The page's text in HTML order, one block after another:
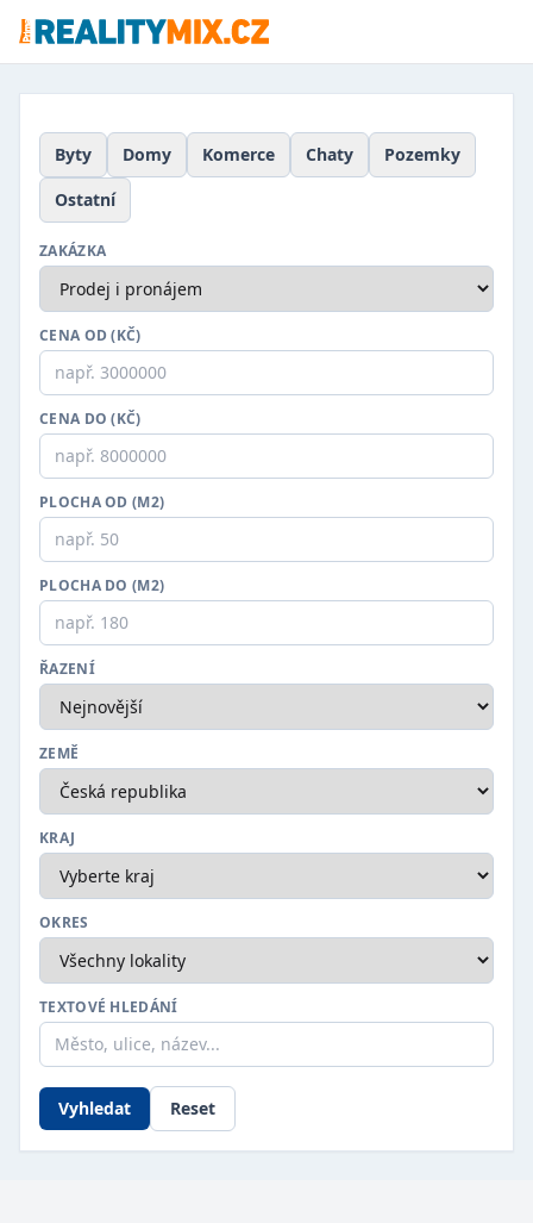
Byty Domy Komerce Chaty
Pozemky
Ostatní
ZAKÁZKA
CENA OD (KČ)
CENA DO (KČ)
PLOCHA OD (M2)
PLOCHA DO (M2)
ŘAZENÍ
ZEMĚ
KRAJ
OKRES
TEXTOVÉ HLEDÁNÍ
Vyhledat Reset